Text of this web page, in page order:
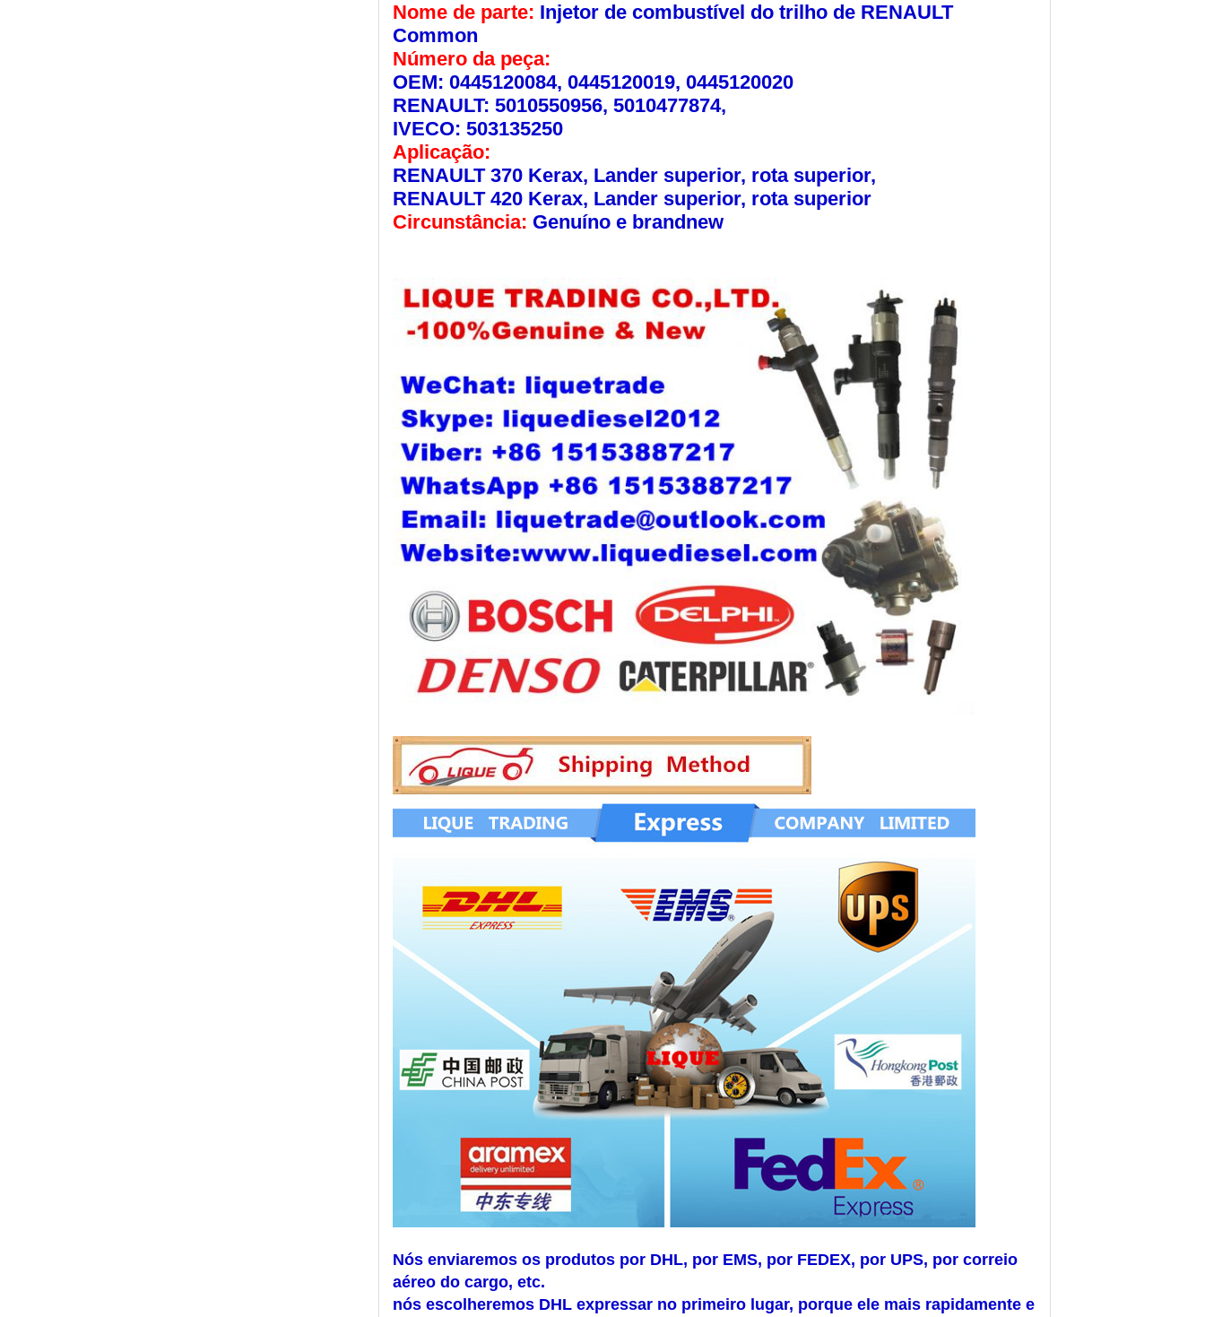
Nome de parte: Injetor de combustível do trilho de RENAULT
Common
Número da peça:
OEM: 0445120084, 0445120019, 0445120020
RENAULT: 5010550956, 5010477874,
IVECO: 503135250
Aplicação:
RENAULT 370 Kerax, Lander superior, rota superior,
RENAULT 420 Kerax, Lander superior, rota superior
Circunstância: Genuíno e brandnew
Nós enviaremos os produtos por DHL, por EMS, por FEDEX, por UPS, por correio
aéreo do cargo, etc.
nós escolheremos DHL expressar no primeiro lugar, porque ele mais rapidamente e